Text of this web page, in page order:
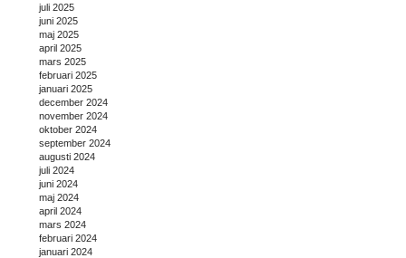
juli 2025
juni 2025
maj 2025
april 2025
mars 2025
februari 2025
januari 2025
december 2024
november 2024
oktober 2024
september 2024
augusti 2024
juli 2024
juni 2024
maj 2024
april 2024
mars 2024
februari 2024
januari 2024